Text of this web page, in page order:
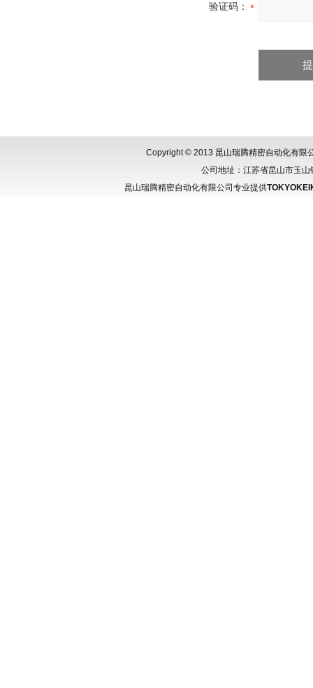
验证码：
Copyright © 2013 昆山瑞腾精密自动化有限
公司地址：江苏省昆山市玉
昆山瑞腾精密自动化有限公司专业提供